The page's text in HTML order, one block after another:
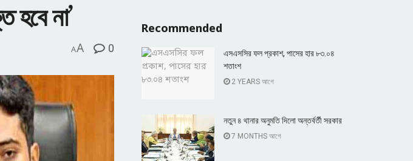
হবে না’
AA 0
Recommended
এসএসসির ফল প্রকাশ, পাসের হার ৮৩.০৪
শতাংশ
2 YEARS আগে
নতুন ৪ থানার অনুমতি দিলো অন্তর্বর্তী সরকার
7 MONTHS আগে